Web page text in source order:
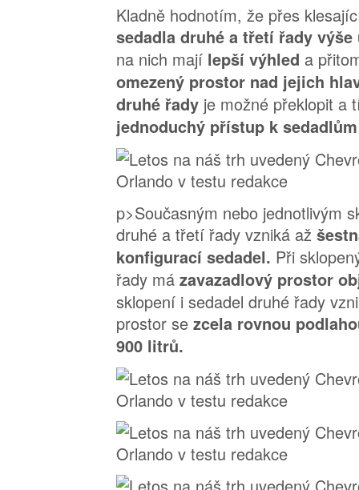
Kladně hodnotím, že přes
sedadla druhé a třetí řady
na nich mají lepší výhled a
omezený prostor nad jejich
druhé řady je možné překlopit a
jednoduchý přístup k
p>Současným nebo jednotlivým
druhé a třetí řady vzniká až
konfigurací sedadel. Při
řady má zavazadlový prostor
sklopení i sedadel druhé řady
prostor se zcela rovnou
900 litrů.